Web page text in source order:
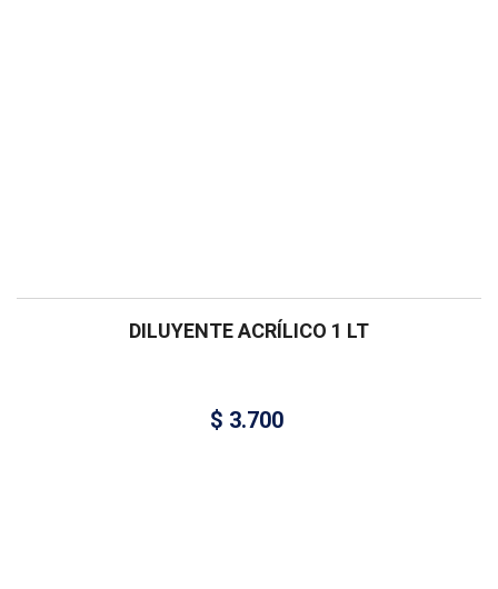
DILUYENTE ACRÍLICO 1 LT
$ 3.700